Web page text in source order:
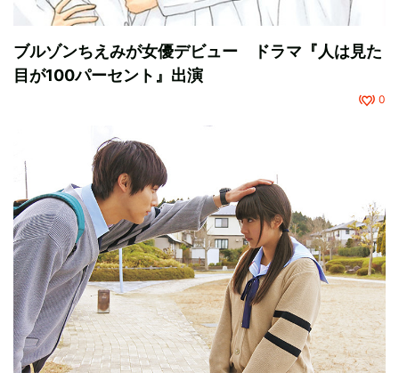
ブルゾンちえみが女優デビュー ドラマ『人は見た
目が100パーセント』出演
0